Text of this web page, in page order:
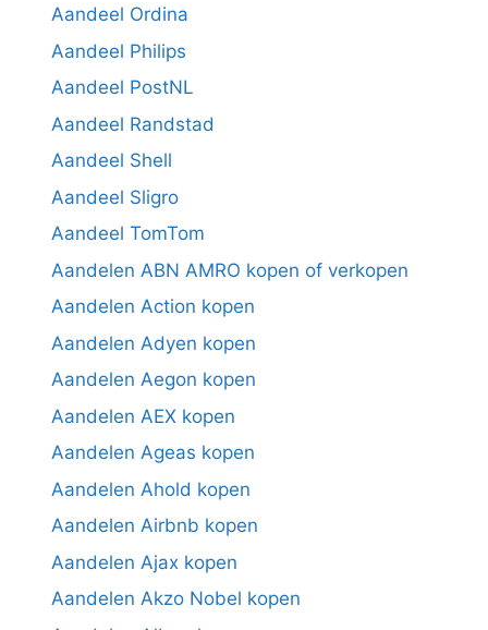
Aandeel Ordina
Aandeel Philips
Aandeel PostNL
Aandeel Randstad
Aandeel Shell
Aandeel Sligro
Aandeel TomTom
Aandelen ABN AMRO kopen of verkopen
Aandelen Action kopen
Aandelen Adyen kopen
Aandelen Aegon kopen
Aandelen AEX kopen
Aandelen Ageas kopen
Aandelen Ahold kopen
Aandelen Airbnb kopen
Aandelen Ajax kopen
Aandelen Akzo Nobel kopen